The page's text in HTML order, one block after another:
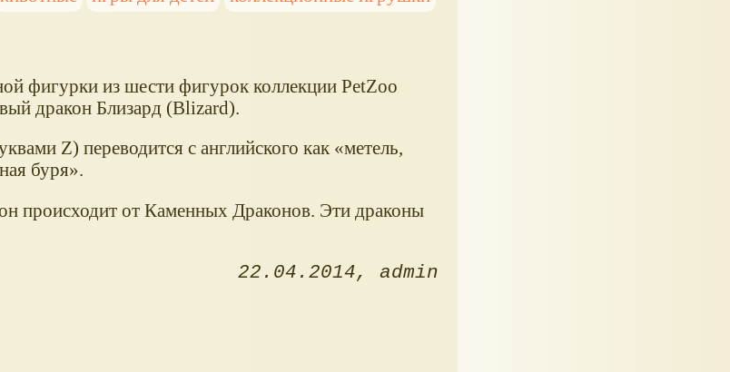
фигурки из шести фигурок коллекции PetZoo
дракон Близард (Blizard).
Z) переводится с английского как
метель,
буря .
происходит от Каменных Драконов. Эти драконы
22.04.2014 admin